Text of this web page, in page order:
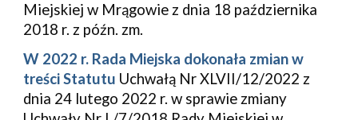
Miejskiej w Mrągowie z dnia 18 października
2018 r. z późn. zm.
W 2022 r. Rada Miejska dokonała zmian w
treści Statutu Uchwałą Nr XLVII/12/2022 z
dnia 24 lutego 2022 r. w sprawie zmiany